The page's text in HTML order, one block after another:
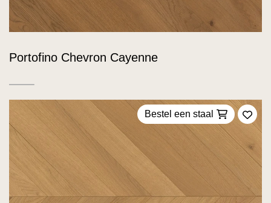
Portofino Chevron Cayenne
Bestel een staal